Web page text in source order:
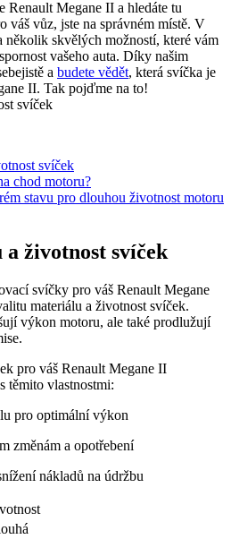
Megane II a hledáte tu
váš vůz, jste na správném místě. V
několik skvělých možností, které vám
vašeho auta. Díky našim
a budete vědět, která svíčka je
II. Tak pojďme na to!
svíček
chod motoru?
stavu pro dlouhou životnost motoru
životnost svíček
svíčky pro váš Renault Megane
materiálu a životnost svíček.
výkon motoru, ale také prodlužují
pro váš Renault Megane II
těmito vlastnostmi:
pro optimální výkon
změnám a opotřebení
nákladů na údržbu